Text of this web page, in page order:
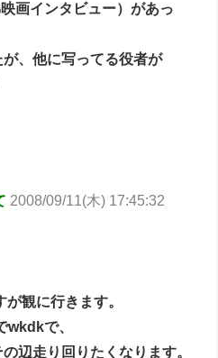
画インタビュー）があっ
、他に写ってる役者が
2008/09/11(木) 17:45:32
観に行きます。
wkdkで、
辺走り回りたくなります。